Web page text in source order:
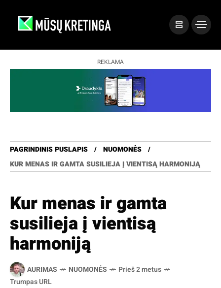
REKLAMA
PAGRINDINIS PUSLAPIS
NUOMONĖS
KUR MENAS IR GAMTA SUSILIEJA Į VIENTISĄ HARMONIJĄ
Kur menas ir gamta
susilieja į vientisą
harmoniją
AURIMAS NUOMONĖS
Prieš 2 metus
Trumpas URL